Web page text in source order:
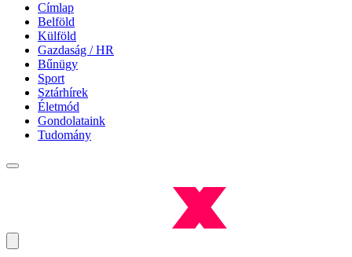
Címlap
Belföld
Külföld
Gazdaság / HR
Bűnügy
Sport
Sztárhírek
Életmód
Gondolataink
Tudomány